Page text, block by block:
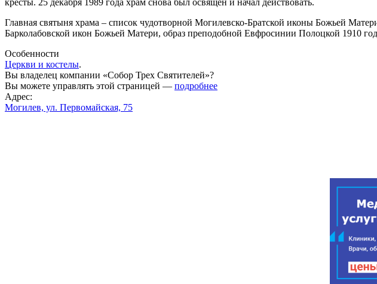
Главная святыня храма – список чудотворной Могилевско-Братской иконы Божьей
Барколабовской икон Божьей Матери, образ преподобной Евфросинии Полоцкой 1910
Особенности
Церкви и костелы.
Вы владелец компании «Собор Трех Святителей»?
Вы можете управлять этой страницей — подробнее
Адрес:
Могилев, ул. Первомайская, 75